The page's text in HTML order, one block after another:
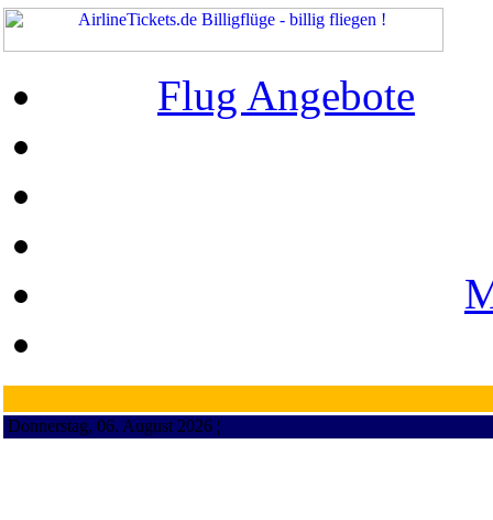
Flug Angebote
Donnerstag, 06. August 2026 ¦